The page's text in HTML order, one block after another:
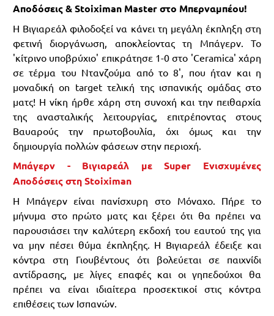
Αποδόσεις & Stoiximan Master στο Μπερναμπέου!
Η Βιγιαρεάλ φιλοδοξεί να κάνει τη μεγάλη έκπληξη στη
φετινή διοργάνωση, αποκλείοντας τη Μπάγερν. Το
'κίτρινο υποβρύχιο' επικράτησε 1-0 στο 'Ceramica' χάρη
σε τέρμα του Ντανζούμα από το 8', που ήταν και η
μοναδική on target τελική της ισπανικής ομάδας στο
ματς! Η νίκη ήρθε χάρη στη συνοχή και την πειθαρχία
της ανασταλικής λειτουργίας, επιτρέποντας στους
Βαυαρούς την πρωτοβουλία, όχι όμως και την
δημιουργία πολλών φάσεων στην περιοχή.
Mπάγερν - Βιγιαρεάλ με Super Ενισχυμένες
Aποδόσεις στη Stoiximan
Η Μπάγερν είναι πανίσχυρη στο Μόναχο. Πήρε το
μήνυμα στο πρώτο ματς και ξέρει ότι θα πρέπει να
παρουσιάσει την καλύτερη εκδοχή του εαυτού της για
να μην πέσει θύμα έκπληξης. Η Βιγιαρεάλ έδειξε και
κόντρα στη Γιουβέντους ότι βολεύεται σε παιχνίδι
αντίδρασης, με λίγες επαφές και οι γηπεδούχοι θα
πρέπει να είναι ιδιαίτερα προσεκτικοί στις κόντρα
επιθέσεις των Ισπανών.